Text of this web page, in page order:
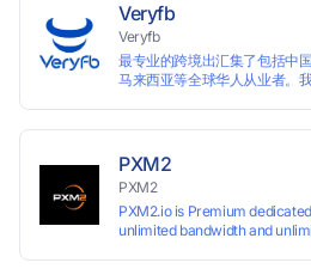
Veryfb
Veryfb
最专业的跨境出汇集了包括中
马来西亚等全球华人从业者。
PXM2
PXM2
PXM2.io is Premium
unlimited bandwidth and